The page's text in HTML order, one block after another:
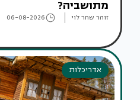
מתושביה?
זוהר שחר לוי 06-08-2026
אדריכלות